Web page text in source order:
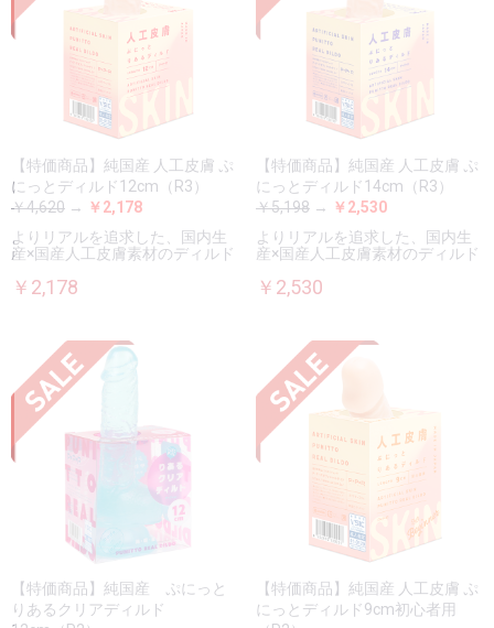
【特価商品】純国産 人工皮膚 ぷ
にっとディルド12cm（R3）
￥4,620 → ￥2,178
よりリアルを追求した、国内生
産×国産人工皮膚素材のディルド
￥2,178
【特価商品】純国産 人工皮膚 ぷ
にっとディルド14cm（R3）
￥5,198 → ￥2,530
よりリアルを追求した、国内生
産×国産人工皮膚素材のディルド
￥2,530
【特価商品】純国産 ぷにっと
りあるクリアディルド
【特価商品】純国産 人工皮膚 ぷ
にっとディルド9cm初心者用